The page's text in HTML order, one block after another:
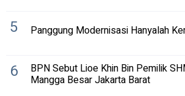
5 Panggung Modernisasi Hanyalah
6 BPN Sebut Lioe Khin Bin Pemilik
Mangga Besar Jakarta Barat